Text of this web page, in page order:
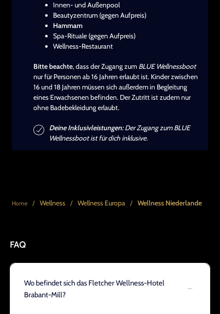
Innen- und Außenpool
Beautyzentrum (gegen Aufpreis)
Hammam
Spa-Rituale (gegen Aufpreis)
Wellness-Restaurant
Bitte beachte, dass der Zugang zum BLUE Wellnessboot
nur für Personen ab 16 Jahren erlaubt ist. Kinder zwischen
16 und 18 Jahren müssen sich außerdem in Begleitung
eines Erwachsenen befinden. Der Zutritt ist zudem nur
ohne Badebekleidung erlaubt.
Deine Inklusivleistungen:Der Zugang zum BLUE
Wellnessboot ist für dich inklusive.
Home / Wellness / Wellness Europa / Wellness Niederlande
FAQ
Wo befindet sich das Fletcher Wellness-Hotel
Brabant-Mill?